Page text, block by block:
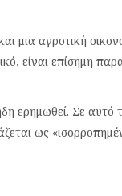
μια αγροτική
είναι επίσημη
ερημωθεί. Σε αυτό
ως